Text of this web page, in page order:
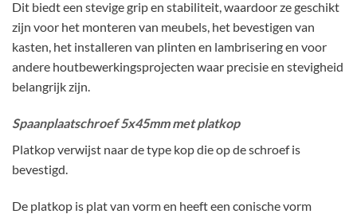
Dit biedt een stevige grip en stabiliteit, waardoor ze geschikt
zijn voor het monteren van meubels, het bevestigen van
kasten, het installeren van plinten en lambrisering en voor
andere houtbewerkingsprojecten waar precisie en stevigheid
belangrijk zijn.
Spaanplaatschroef 5x45mm met platkop
Platkop verwijst naar de type kop die op de schroef is
bevestigd.
De platkop is plat van vorm en heeft een conische vorm